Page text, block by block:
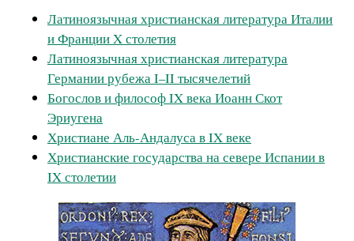
Латиноязычная христианская литература Италии
и Франции X столетия
Латиноязычная христианская литература
Германии рубежа I–II тысячелетий
Богослов и философ IX века Иоанн Скот
Эриугена
Христиане Аль-Андалуса в IX веке
Христианские государства на севере Испании в
IX столетии